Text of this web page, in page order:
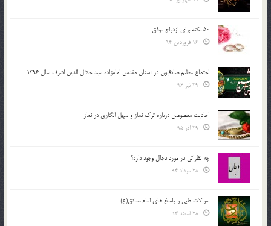
50 نکته برای ازدواج موفق
اجتماع عظیم صادقیون در آستان مقدس امامزاده سید جلال الدین اشرف سال 1396
احادیث معصومین درباره ترک نماز و سهل انگاری در نماز
چه نظراتی در مورد دجال وجود دارد؟
سوالات طبی و پاسخ های امام صادق(ع)